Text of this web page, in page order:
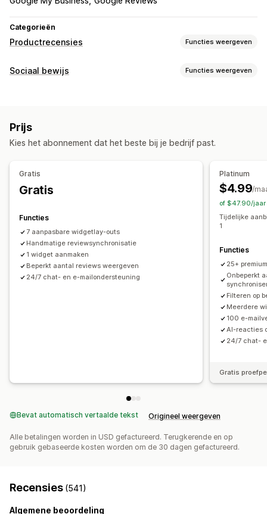
Categorieën
Productrecensies Functies weergeven
Weergaveopties
Beste recensies
Samenvattingen van recensies Filteren Rich snippets
Manieren om recensies te verzamelen
Verzoeken via e-mail
QR-codes
Aangepaste verzoeken
Sociaal bewijs Functies weergeven
Weergaveopties
Analytics
Prijs
Kies het abonnement dat het beste bij je bedrijf past.
Gratis
Gratis
Functies
7 aanpasbare widgetlay-outs
Handmatige reviewsynchronisatie
1 widget aanmaken
Beperkt aantal reviews weergeven
24/7 chat- en e-mailondersteuning
Platinum
$4.99/
of $47.90/jaar
Tijdelijke
1
Functies
25+
Onbeperkt
Filteren op
Meerdere
100 e-
AI-reacties
24/7 chat-
Gratis
Bevat automatisch vertaalde tekst Origineel weergeven
Alle betalingen worden in USD gefactureerd. Terugkerende en op
gebruik gebaseerde kosten worden om de 30 dagen gefactureerd.
Recensies (541)
Algemene beoordeling